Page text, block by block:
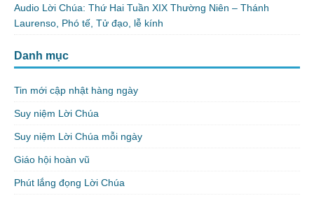
Audio Lời Chúa: Thứ Hai Tuần XIX Thường Niên – Thánh
Laurenso, Phó tế, Tử đạo, lễ kính
Danh mục
Tin mới cập nhật hàng ngày
Suy niệm Lời Chúa
Suy niệm Lời Chúa mỗi ngày
Giáo hội hoàn vũ
Phút lắng đọng Lời Chúa